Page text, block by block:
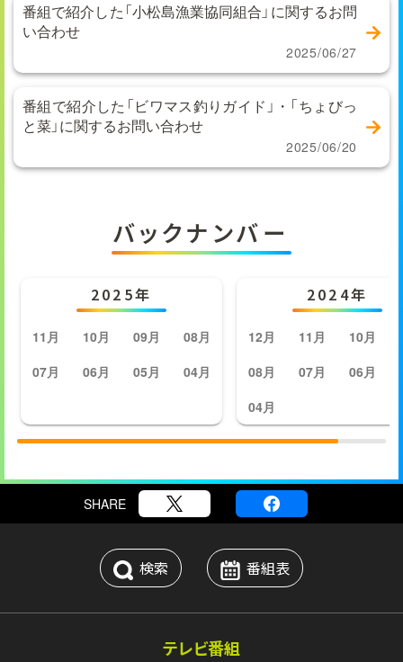
番組で紹介した「小松島漁業協同組合」に関するお問
い合わせ
2025/06/27
番組で紹介した「ビワマス釣りガイド」・「ちょびっ
と菜」に関するお問い合わせ
2025/06/20
バックナンバー
2025年
11月 10月 09月
08月
07月
06月 05月 04月
2024年
12月 11月 10月
08月
07月 06月
04月
SHARE
検索 番組表
テレビ番組